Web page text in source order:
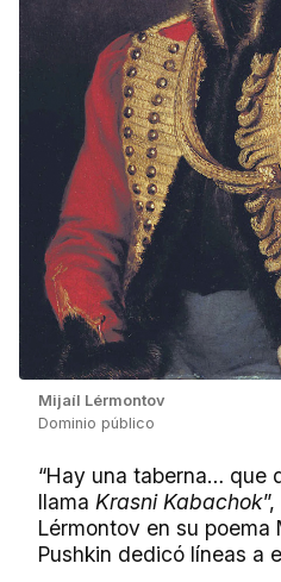
Mijaíl Lérmontov
Dominio público
“Hay una taberna… que
llama Krasni Kabachok
Lérmontov en su poema
Pushkin dedicó líneas a